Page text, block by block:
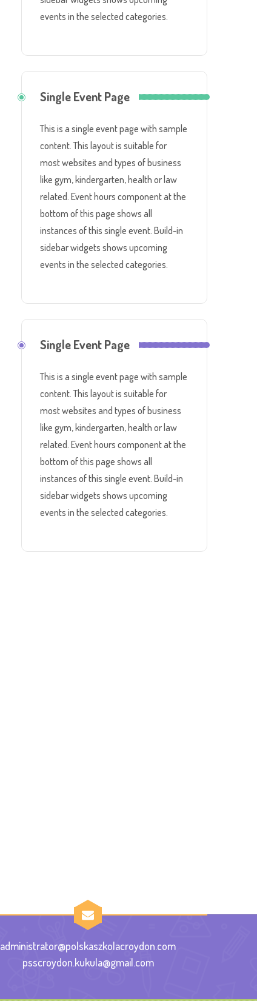
events in the selected categories.
Single Event Page
This is a single event page with sample
content. This layout is suitable for
most websites and types of business
like gym, kindergarten, health or law
related. Event hours component at the
bottom of this page shows all
instances of this single event. Build-in
sidebar widgets shows upcoming
events in the selected categories.
Single Event Page
This is a single event page with sample
content. This layout is suitable for
most websites and types of business
like gym, kindergarten, health or law
related. Event hours component at the
bottom of this page shows all
instances of this single event. Build-in
sidebar widgets shows upcoming
events in the selected categories.
administrator@polskaszkolacroydon.com
psscroydon.kukula@gmail.com